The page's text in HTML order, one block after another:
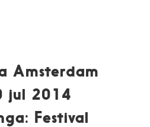
Amsterdam
jul 2014
Festival